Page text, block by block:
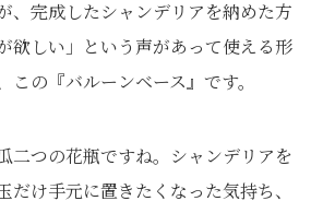
、完成したシャンデリアを納めた方
欲しい」という声があって使える形
この『バルーンベース』です。
二つの花瓶ですね。シャンデリアを
だけ手元に置きたくなった気持ち、